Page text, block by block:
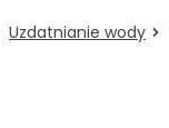
Uzdatnianie wody